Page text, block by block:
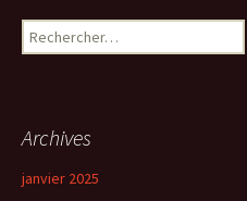
R
e
r
h
Archives
janvier 2025